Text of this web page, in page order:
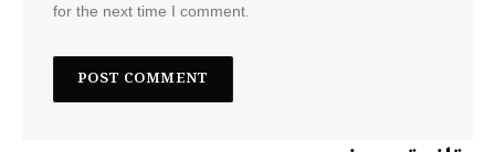
for the next time I comment.